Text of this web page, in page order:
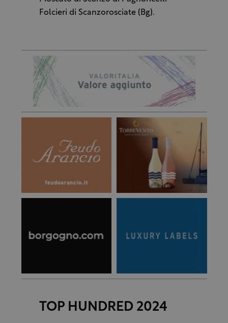
Folcieri di Scanzorosciate (Bg).
TOP HUNDRED 2024